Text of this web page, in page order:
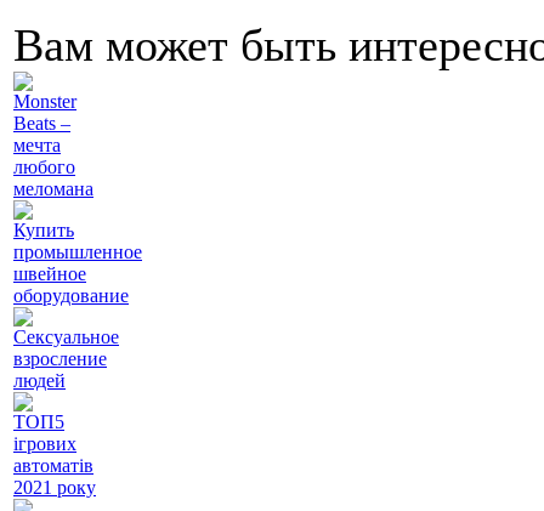
Вам может быть
Monster
Beats –
мечта
любого
меломана
Купить
промышленное
швейное
оборудование
Сексуальное
взросление
людей
ТОП5
ігрових
автоматів
2021 року